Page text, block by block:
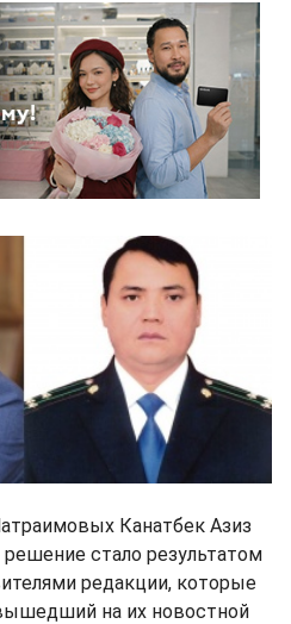
Канатбек Азиз
решение стало результатом
редакции, которые
на их новостной